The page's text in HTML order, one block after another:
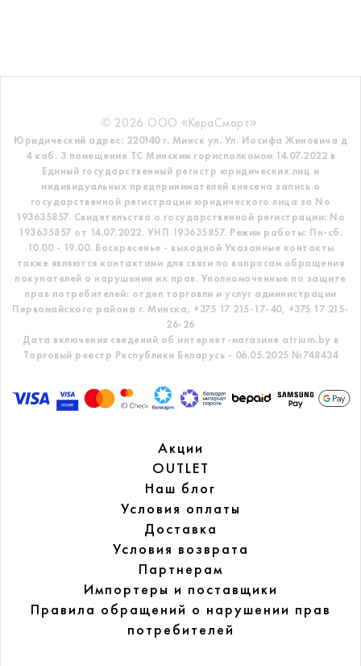
© 2026 ООО «КераСмарт».
Юридический адрес: 220140 г. Минск ул. Ул. Иосифа Жиновича д
4 каб. 3 помещение ТС Минским горисполкомом 14.07.2022 в
Единый государственный регистр юридических лиц и
индивидуальных предпринимателей внесена запись о
государственной регистрации юридического лица за No
193635857. Свидетельство о государственной регистрации: No
193635857 от 14.07.2022. УНП 193635857. Режим работы: Пн-сб.
10.00 - 19.00. Воскресенье - выходной Указанные контакты
также являются контактами для связи по вопросам обращения
покупателей о нарушении их прав. Уполномоченные по защите
прав потребителей: отдел торговли и услуг администрации
Первомайского района г. Минска, +375 17 215-17-40, +375 17 215-
26-26
Дата включения сведений об интернет-магазине atrium.by в
Торговый реестр Республики Беларусь - 06.05.2025 №748434
Акции
OUTLET
Наш блог
Условия оплаты
Доставка
Условия возврата
Партнерам
Импортеры и поставщики
Правила обращений о нарушении прав
потребителей